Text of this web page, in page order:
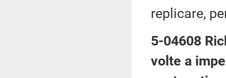
replicare,
5-04608
volte a